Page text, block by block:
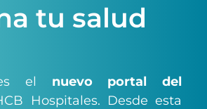
tu salud
el nuevo portal del
Hospitales. Desde esta